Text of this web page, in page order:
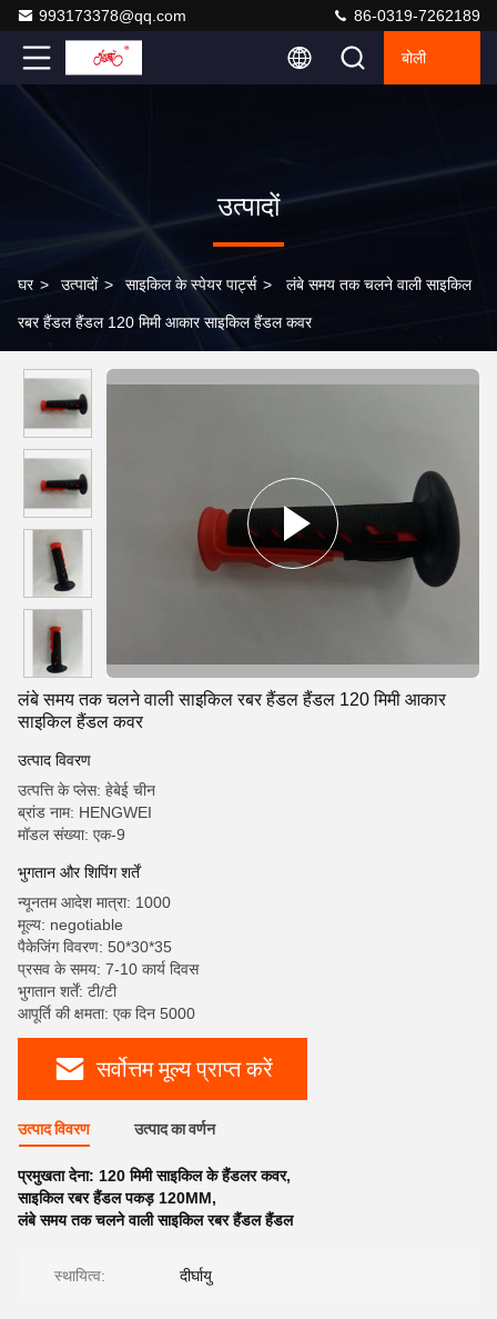
993173378@qq.com 86-0319-7262189
बोली
उत्पादों
घर > उत्पादों > साइकिल के स्पेयर पार्ट्स > लंबे समय तक चलने वाली साइकिल
रबर हैंडल हैंडल 120 मिमी आकार साइकिल हैंडल कवर
लंबे समय तक चलने वाली साइकिल रबर हैंडल हैंडल 120 मिमी आकार
साइकिल हैंडल कवर
उत्पाद विवरण
उत्पत्ति के प्लेस: हेबेई चीन
ब्रांड नाम: HENGWEI
मॉडल संख्या: एक-9
भुगतान और शिपिंग शर्तें
न्यूनतम आदेश मात्रा: 1000
मूल्य: negotiable
पैकेजिंग विवरण: 50*30*35
प्रसव के समय: 7-10 कार्य दिवस
भुगतान शर्तें: टी/टी
आपूर्ति की क्षमता: एक दिन 5000
सर्वोत्तम मूल्य प्राप्त करें
उत्पाद विवरण उत्पाद का वर्णन
प्रमुखता देना: 120 मिमी साइकिल के हैंडलर कवर,
साइकिल रबर हैंडल पकड़ 120MM,
लंबे समय तक चलने वाली साइकिल रबर हैंडल हैंडल
स्थायित्व: दीर्घायु